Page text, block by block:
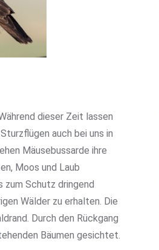
dieser Zeit lassen
auch bei uns in
Mäusebussarde ihre
Moos und Laub
Schutz dringend
Wälder zu erhalten. Die
Durch den Rückgang
Bäumen gesichtet.